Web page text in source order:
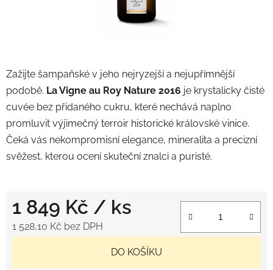
Zažijte šampaňské v jeho nejryzejší a nejupřímnější
podobě. La Vigne au Roy Nature 2016 je krystalicky čisté
cuvée bez přidaného cukru, které nechává naplno
promluvit výjimečný terroir historické královské vinice.
Čeká vás nekompromisní elegance, mineralita a precizní
svěžest, kterou ocení skuteční znalci a puristé.
1 849 Kč / ks
1 528,10 Kč bez DPH
DO KOŠÍKU